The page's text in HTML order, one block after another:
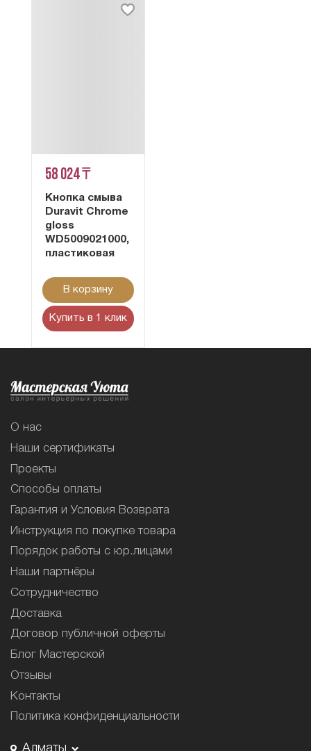
58 024 ₸
Кнопка смыва
Duravit Chrome
gloss
WD5009021000,
пластиковая
В корзину
Купить в 1 клик
О нас
Наши сертификаты
Проекты
Способы оплаты
Гарантия и Условия Возврата
Инструкция по покупке товара
Порядок работы с юр.лицами
Наши партнёры
Сотрудничество
Доставка
Договор публичной оферты
Блог Мастерской
Отзывы
Контакты
Политика конфиденциальности